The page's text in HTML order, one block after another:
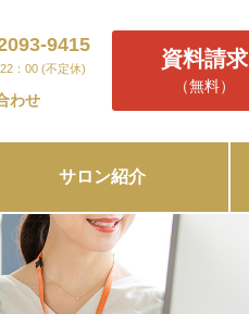
9415
：00 (不定休)
わせ
資料請求
（無料）
サロン紹介